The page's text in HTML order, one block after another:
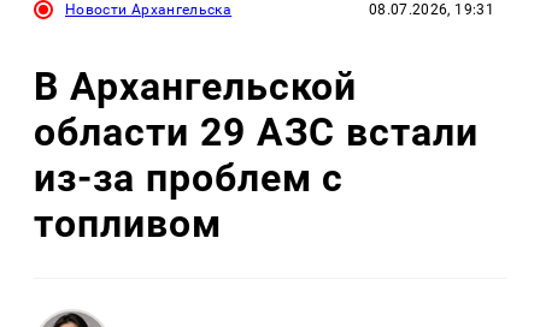
Новости Архангельска 08.07.2026, 19:31
В Архангельской
области 29 АЗС встали
из-за проблем с
топливом